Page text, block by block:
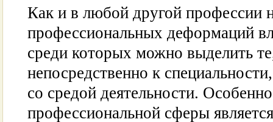
Как и в любой другой профессии
профессиональных деформаций
среди которых можно выделить
непосредственно к
со средой деятельности.
профессиональной сферы